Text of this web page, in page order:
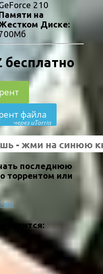
210
на
Диске:
бесплатно
файла
через uTorria
последнюю
торрентом или